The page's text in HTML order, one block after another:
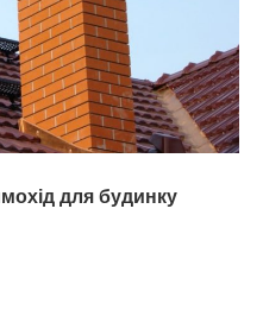
для будинку